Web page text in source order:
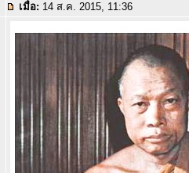
เมื่อ: 14 ส.ค. 2015, 11:36